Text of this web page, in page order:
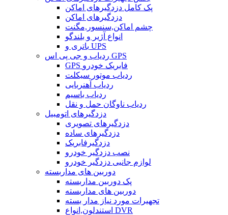
پک کامل دزدگیرهای اماکن
دزدگیرهای اماکن
چشم اماکن,سنسور,مگنت
انواع آژیر و بلندگو
باتری و UPS
ردیاب و جی پی اس GPS
GPS فابریک خودرو
ردیاب موتور سیکلت
ردیاب آهنربایی
ردیاب باسیم
ردیاب ناوگان حمل و نقل
دزدگیرهای اتومبیل
دزدگیرهای تصویری
دزدگیرهای ساده
دزدگیرفابریک
نصب دزدگیر خودرو
لوازم جانبی دزدگیر خودرو
دوربین های مداربسته
پک دوربین مداربسته
دوربین های مداربسته
تجهیرات مورد نیاز مدار بسته
استندلون,انواع DVR